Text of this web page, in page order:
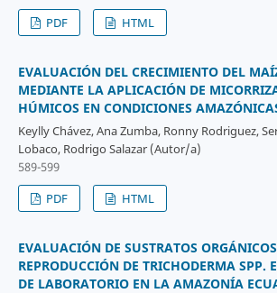
PDF
HTML
EVALUACIÓN DEL CRECIMIENTO DEL
MEDIANTE LA APLICACIÓN DE
HÚMICOS EN CONDICIONES
Keylly Chávez, Ana Zumba, Ronny Rodriguez,
Lobaco, Rodrigo Salazar (Autor/a)
589-599
PDF
HTML
EVALUACIÓN DE SUSTRATOS
REPRODUCCIÓN DE TRICHODERMA SPP.
DE LABORATORIO EN LA AMAZONÍA